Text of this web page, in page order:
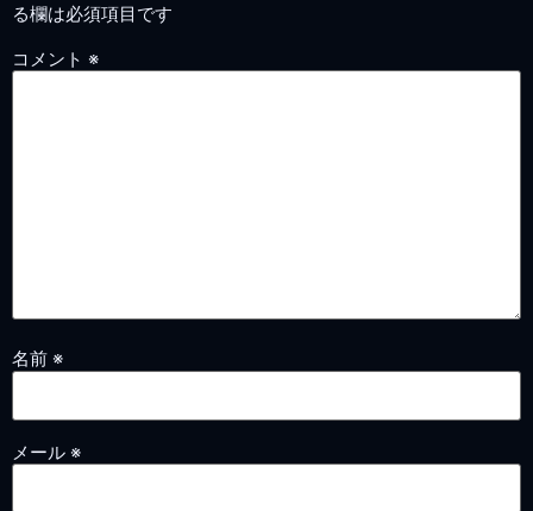
る欄は必須項目です
コメント ※
名前 ※
メール ※